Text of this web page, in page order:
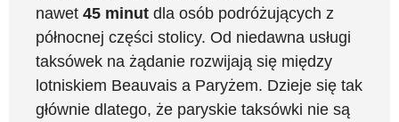
nawet 45 minut dla osób podróżujących z
północnej części stolicy. Od niedawna usługi
taksówek na żądanie rozwijają się między
lotniskiem Beauvais a Paryżem. Dzieje się tak
głównie dlatego, że paryskie taksówki nie są